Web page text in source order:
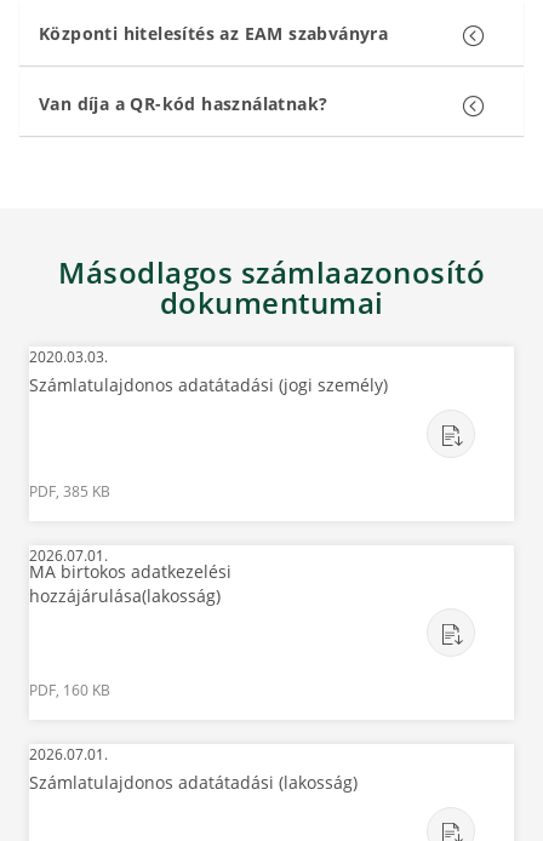
Központi hitelesítés az EAM szabványra
Van díja a QR-kód használatnak?
Másodlagos számlaazonosító
dokumentumai
2020.03.03.
Számlatulajdonos adatátadási (jogi személy)
PDF, 385 KB
2026.07.01.
MA birtokos adatkezelési
hozzájárulása(lakosság)
PDF, 160 KB
2026.07.01.
Számlatulajdonos adatátadási (lakosság)